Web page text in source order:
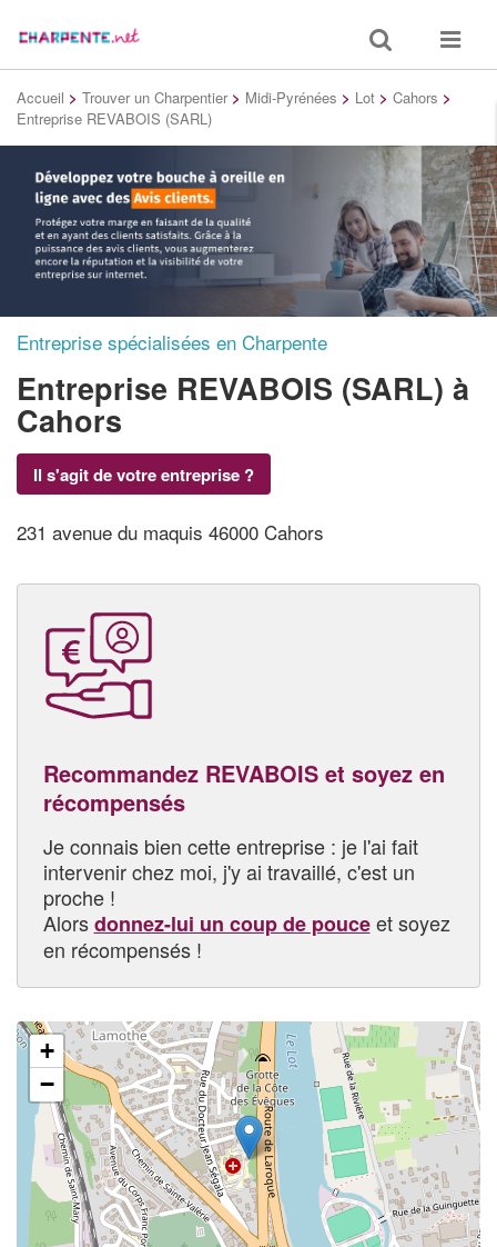
Toggle
search
Toggle
Accueil > Trouver un Charpentier > Midi-Pyrénées > Lot > Cahors >
Entreprise REVABOIS (SARL)
Entreprise spécialisées en Charpente
Entreprise REVABOIS (SARL) à
Cahors
Il s'agit de votre entreprise ?
231 avenue du maquis 46000 Cahors
Recommandez REVABOIS et soyez en
récompensés
Je connais bien cette entreprise : je l'ai fait
intervenir chez moi, j'y ai travaillé, c'est un
proche !
Alorsdonnez-lui un coup de pouceet soyez
en récompensés !
+
−